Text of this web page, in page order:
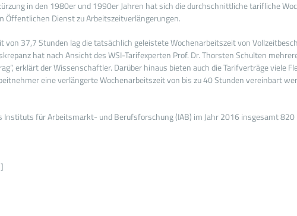
in den 1980er und 1990er Jahren hat sich die durchschnittliche tarifliche
Öffentlichen Dienst zu Arbeitszeitverlängerungen.
von 37,7 Stunden lag die tatsächlich geleistete Wochenarbeitszeit von
hat nach Ansicht des WSI-Tarifexperten Prof. Dr. Thorsten Schulten
erklärt der Wissenschaftler. Darüber hinaus bieten auch die Tarifverträge viele
eine verlängerte Wochenarbeitszeit von bis zu 40 Stunden vereinbart
Instituts für Arbeitsmarkt- und Berufsforschung (IAB) im Jahr 2016 insgesamt